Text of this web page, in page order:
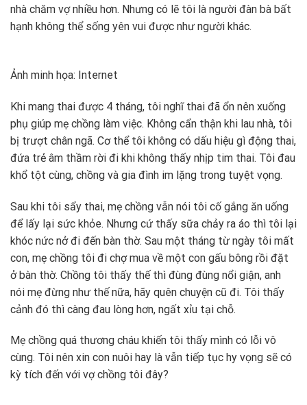
nhà chăm vợ nhiều hơn. Nhưng có lẽ tôi là người đàn bà bất
hạnh không thể sống yên vui được như người khác.
Ảnh minh họa: Internet
Khi mang thai được 4 tháng, tôi nghĩ thai đã ổn nên xuống
phụ giúp mẹ chồng làm việc. Không cẩn thận khi lau nhà, tôi
bị trượt chân ngã. Cơ thể tôi không có dấu hiệu gì động thai,
đứa trẻ âm thầm rời đi khi không thấy nhịp tim thai. Tôi đau
khổ tột cùng, chồng và gia đình im lặng trong tuyệt vọng.
Sau khi tôi sẩy thai, mẹ chồng vẫn nói tôi cố gắng ăn uống
để lấy lại sức khỏe. Nhưng cứ thấy sữa chảy ra áo thì tôi lại
khóc nức nở đi đến bàn thờ. Sau một tháng từ ngày tôi mất
con, mẹ chồng tôi đi chợ mua về một con gấu bông rồi đặt
ở bàn thờ. Chồng tôi thấy thế thì đùng đùng nổi giận, anh
nói mẹ đừng như thế nữa, hãy quên chuyện cũ đi. Tôi thấy
cảnh đó thì càng đau lòng hơn, ngất xỉu tại chỗ.
Mẹ chồng quá thương cháu khiến tôi thấy mình có lỗi vô
cùng. Tôi nên xin con nuôi hay là vẫn tiếp tục hy vọng sẽ có
kỳ tích đến với vợ chồng tôi đây?